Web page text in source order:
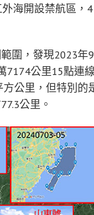
海開設禁航區
圍，發現2023
7174公里15點連
公里，但特別
公里。